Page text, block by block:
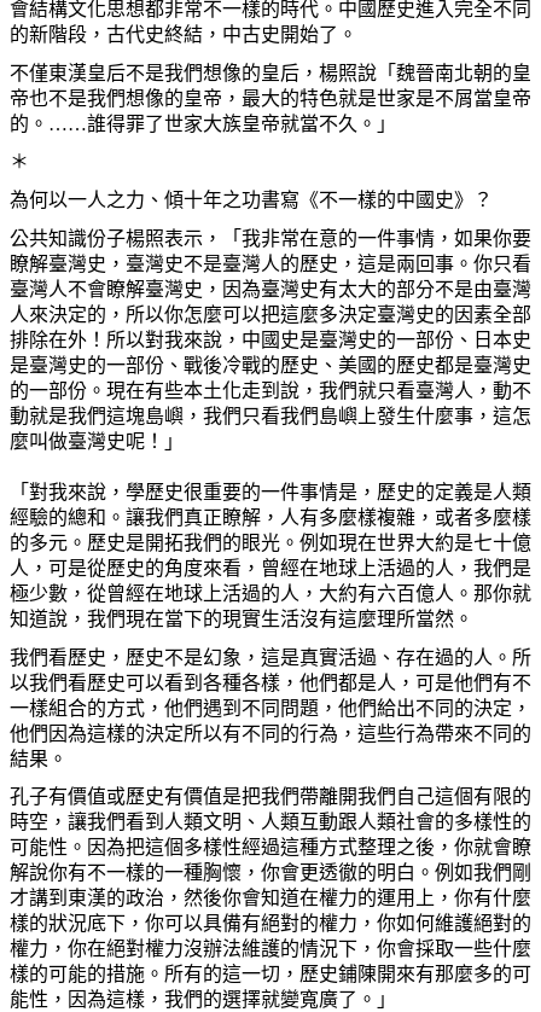
會結構文化思想都非常不一樣的時代。中國歷史進入完全不同
的新階段，古代史終結，中古史開始了。
不僅東漢皇后不是我們想像的皇后，楊照說「魏晉南北朝的皇
帝也不是我們想像的皇帝，最大的特色就是世家是不屑當皇帝
的。……誰得罪了世家大族皇帝就當不久。」
＊
為何以一人之力、傾十年之功書寫《不一樣的中國史》？
公共知識份子楊照表示，「我非常在意的一件事情，如果你要
瞭解臺灣史，臺灣史不是臺灣人的歷史，這是兩回事。你只看
臺灣人不會瞭解臺灣史，因為臺灣史有太大的部分不是由臺灣
人來決定的，所以你怎麼可以把這麼多決定臺灣史的因素全部
排除在外！所以對我來說，中國史是臺灣史的一部份、日本史
是臺灣史的一部份、戰後冷戰的歷史、美國的歷史都是臺灣史
的一部份。現在有些本土化走到說，我們就只看臺灣人，動不
動就是我們這塊島嶼，我們只看我們島嶼上發生什麼事，這怎
麼叫做臺灣史呢！」
「對我來說，學歷史很重要的一件事情是，歷史的定義是人類
經驗的總和。讓我們真正瞭解，人有多麼樣複雜，或者多麼樣
的多元。歷史是開拓我們的眼光。例如現在世界大約是七十億
人，可是從歷史的角度來看，曾經在地球上活過的人，我們是
極少數，從曾經在地球上活過的人，大約有六百億人。那你就
知道說，我們現在當下的現實生活沒有這麼理所當然。
我們看歷史，歷史不是幻象，這是真實活過、存在過的人。所
以我們看歷史可以看到各種各樣，他們都是人，可是他們有不
一樣組合的方式，他們遇到不同問題，他們給出不同的決定，
他們因為這樣的決定所以有不同的行為，這些行為帶來不同的
結果。
孔子有價值或歷史有價值是把我們帶離開我們自己這個有限的
時空，讓我們看到人類文明、人類互動跟人類社會的多樣性的
可能性。因為把這個多樣性經過這種方式整理之後，你就會瞭
解說你有不一樣的一種胸懷，你會更透徹的明白。例如我們剛
才講到東漢的政治，然後你會知道在權力的運用上，你有什麼
樣的狀況底下，你可以具備有絕對的權力，你如何維護絕對的
權力，你在絕對權力沒辦法維護的情況下，你會採取一些什麼
樣的可能的措施。所有的這一切，歷史鋪陳開來有那麼多的可
能性，因為這樣，我們的選擇就變寬廣了。」